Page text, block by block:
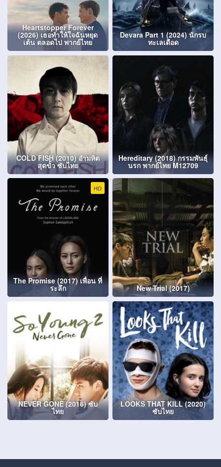
Heartstopper Forever
(2026) เธอทำให้ใจฉันหยุด
เต้น ตลอดไป พากย์ไทย
Devara Part 1 (2024) นักรบ
ทะเลเดือด
COLD FISH (2010) อำมหิต
สุดขั้ว ซับไทย
Hereditary (2018) กรรมพันธุ์
นรก พากย์ไทย M12709
HD
The Promise (2017) เพื่อน ที่
ระลึก New Trial (2017)
NEVER GONE (2016) ซับ
ไทย
LOOKS THAT KILL (2020)
ซับไทย